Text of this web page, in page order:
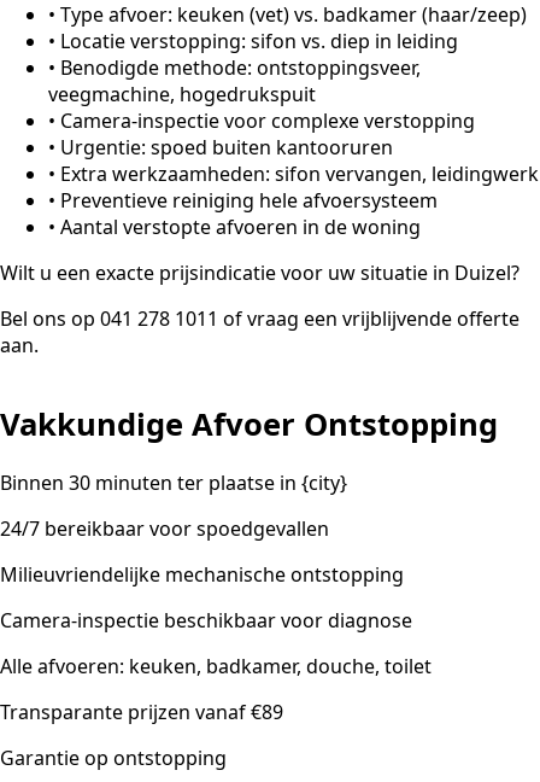
• Type afvoer: keuken (vet) vs. badkamer (haar/zeep)
• Locatie verstopping: sifon vs. diep in leiding
• Benodigde methode: ontstoppingsveer,
veegmachine, hogedrukspuit
• Camera-inspectie voor complexe verstopping
• Urgentie: spoed buiten kantooruren
• Extra werkzaamheden: sifon vervangen, leidingwerk
• Preventieve reiniging hele afvoersysteem
• Aantal verstopte afvoeren in de woning
Wilt u een exacte prijsindicatie voor uw situatie in Duizel?
Bel ons op 041 278 1011 of vraag een vrijblijvende offerte
aan.
Vakkundige Afvoer Ontstopping
Binnen 30 minuten ter plaatse in {city}
24/7 bereikbaar voor spoedgevallen
Milieuvriendelijke mechanische ontstopping
Camera-inspectie beschikbaar voor diagnose
Alle afvoeren: keuken, badkamer, douche, toilet
Transparante prijzen vanaf €89
Garantie op ontstopping